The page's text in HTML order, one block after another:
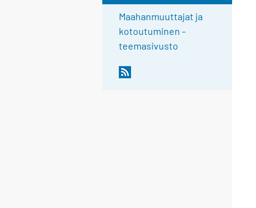
Maahanmuuttajat ja
kotoutuminen -
teemasivusto